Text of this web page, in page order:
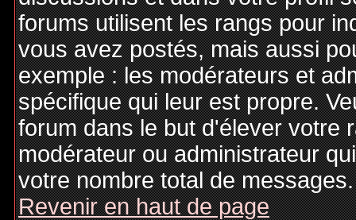
forums utilisent les rangs pour
vous avez postés, mais aussi
exemple : les modérateurs et
spécifique qui leur est propre.
forum dans le but d'élever votre
modérateur ou administrateur
votre nombre total de messages.
Revenir en haut de page